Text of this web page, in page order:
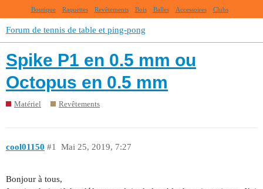
Boutique Raquettes Revêtements Bois Balles Accessoires Clubs
Forum de tennis de table et ping-pong
Spike P1 en 0.5 mm ou
Octopus en 0.5 mm
Matériel Revêtements
cool01150 Mai 25, 2019, 7:27
#1
Bonjour à tous,